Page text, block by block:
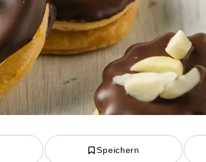
Speichern